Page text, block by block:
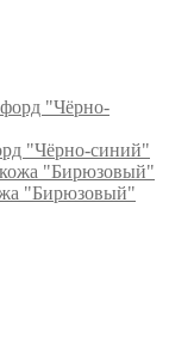
"Чёрно-синий"
"Бирюзовый"